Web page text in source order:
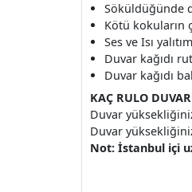
Söküldüğünde
Kötü kokuların
Ses ve Isı
Duvar kağıdı
Duvar kağıdı
KAÇ RULO
Duvar
Duvar
Not: İstanbul içi